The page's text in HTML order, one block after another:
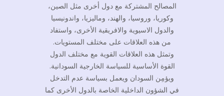
المصالح المشتركة مع دول أخرى مثل الصين،
وكوريا، وروسيا، والهند، وماليزيا، واندونيسيا
والدول الاسيوية والافريقية الأخرى، واستفاد
من هذه العلاقات على مختلف المستويات.
وتمثل هذه العلاقات القوية مع مختلف الدول
القوة الأساسية للسياسة الخارجية السودانية.
ويؤمِن السودان ويعمل بسياسة عدم التدخل
في الشؤون الداخلية الخاصة بالدول الأخرى كما